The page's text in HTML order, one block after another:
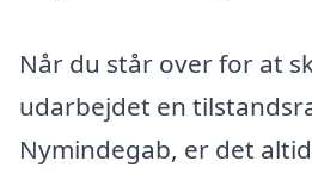
Når du står over for at
udarbejdet en
Nymindegab, er det